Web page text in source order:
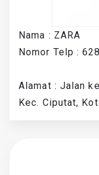
Nama : ZARA
Nomor Telp :
Alamat : Jalan
Kec. Ciputat,